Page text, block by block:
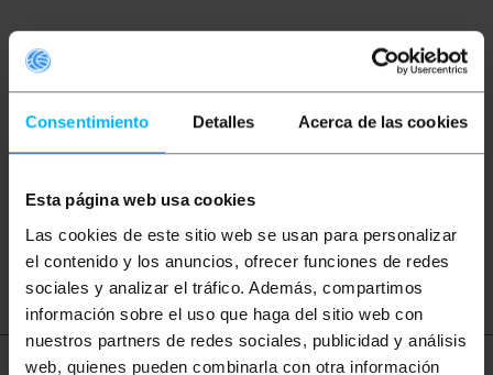
Consentimiento Detalles Acerca de las cookies
Esta página web usa cookies
Las cookies de este sitio web se usan para personalizar
el contenido y los anuncios, ofrecer funciones de redes
sociales y analizar el tráfico. Además, compartimos
información sobre el uso que haga del sitio web con
nuestros partners de redes sociales, publicidad y análisis
web, quienes pueden combinarla con otra información
Mots clés
cherchiez? Ces sujets pourraient vous aider
réseau ethernet
fibre optique gigabit